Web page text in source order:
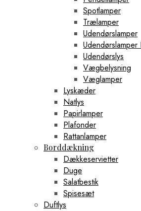
Spotlamper
Trælamper
Udendørslamper
Udendørslys
Vægbelysning
Væglamper
Lyskæder
Natlys
Papirlamper
Plafonder
Rattanlamper
Borddækning
Dækkeservietter
Duge
Salatbestik
Spisesæt
Duftlys